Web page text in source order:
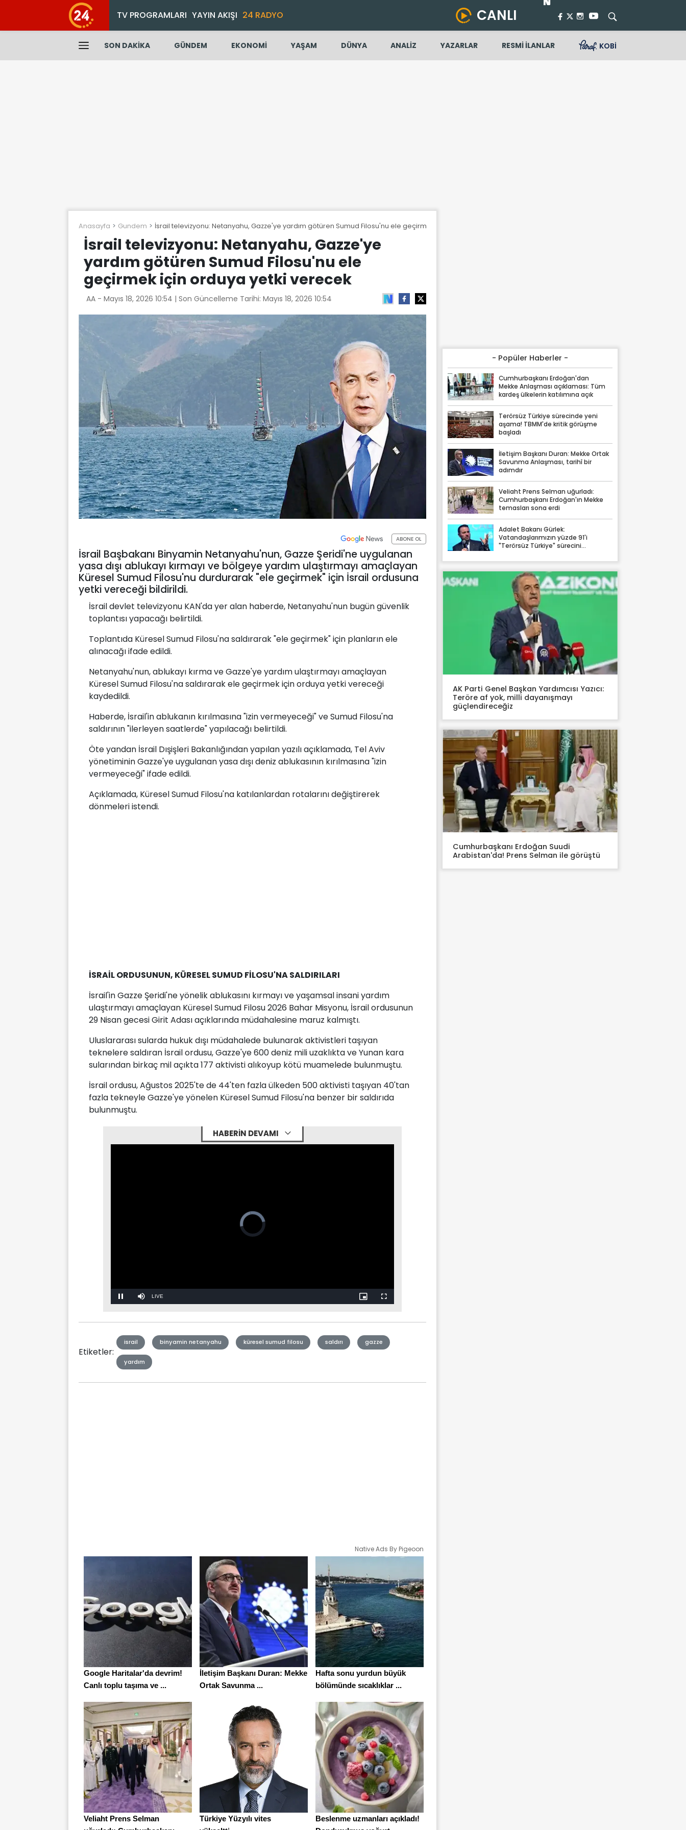
TV PROGRAMLARI YAYIN AKIŞI 24 RADYO CANLI
SON DAKİKA GÜNDEM EKONOMİ YAŞAM DÜNYA ANALİZ YAZARLAR RESMİ İLANLAR KOBİ
Anasayfa Gundem İsrail televizyonu: Netanyahu, Gazze'ye yardım götüren Sumud Filosu'nu ele geçirmek için orduya yetki verecek
İsrail televizyonu: Netanyahu, Gazze'ye
yardım götüren Sumud Filosu'nu ele
geçirmek için orduya yetki verecek
AA - Mayıs 18, 2026 10:54 | Son Güncelleme Tarihi: Mayıs 18, 2026 10:54
ABONE OL
İsrail Başbakanı Binyamin Netanyahu'nun, Gazze Şeridi'ne uygulanan
yasa dışı ablukayı kırmayı ve bölgeye yardım ulaştırmayı amaçlayan
Küresel Sumud Filosu'nu durdurarak "ele geçirmek" için İsrail ordusuna
yetki vereceği bildirildi.
İsrail devlet televizyonu KAN'da yer alan haberde, Netanyahu'nun bugün güvenlik
toplantısı yapacağı belirtildi.
Toplantıda Küresel Sumud Filosu'na saldırarak "ele geçirmek" için planların ele
alınacağı ifade edildi.
Netanyahu'nun, ablukayı kırma ve Gazze'ye yardım ulaştırmayı amaçlayan
Küresel Sumud Filosu'na saldırarak ele geçirmek için orduya yetki vereceği
kaydedildi.
Haberde, İsrail'in ablukanın kırılmasına "izin vermeyeceği" ve Sumud Filosu'na
saldırının "ilerleyen saatlerde" yapılacağı belirtildi.
Öte yandan İsrail Dışişleri Bakanlığından yapılan yazılı açıklamada, Tel Aviv
yönetiminin Gazze'ye uygulanan yasa dışı deniz ablukasının kırılmasına "izin
vermeyeceği" ifade edildi.
Açıklamada, Küresel Sumud Filosu'na katılanlardan rotalarını değiştirerek
dönmeleri istendi.
İSRAİL ORDUSUNUN, KÜRESEL SUMUD FİLOSU'NA SALDIRILARI
İsrail'in Gazze Şeridi'ne yönelik ablukasını kırmayı ve yaşamsal insani yardım
ulaştırmayı amaçlayan Küresel Sumud Filosu 2026 Bahar Misyonu, İsrail ordusunun
29 Nisan gecesi Girit Adası açıklarında müdahalesine maruz kalmıştı.
Uluslararası sularda hukuk dışı müdahalede bulunarak aktivistleri taşıyan
teknelere saldıran İsrail ordusu, Gazze'ye 600 deniz mili uzaklıkta ve Yunan kara
sularından birkaç mil açıkta 177 aktivisti alıkoyup kötü muamelede bulunmuştu.
İsrail ordusu, Ağustos 2025'te de 44'ten fazla ülkeden 500 aktivisti taşıyan 40'tan
fazla tekneyle Gazze'ye yönelen Küresel Sumud Filosu'na benzer bir saldırıda
bulunmuştu.
HABERİN DEVAMI
Mute Stream
Etiketler:
israil binyamin netanyahu küresel sumud filosu saldırı gazze
yardım
Native Ads By Pigeoon
Google Haritalar'da devrim!
Canlı toplu taşıma ve ...
İletişim Başkanı Duran: Mekke
Ortak Savunma ...
Hafta sonu yurdun büyük
bölümünde sıcaklıklar ...
Veliaht Prens Selman
Türkiye Yüzyılı vites
Beslenme uzmanları açıkladı!
- Popüler Haberler -
Cumhurbaşkanı Erdoğan'dan
Mekke Anlaşması açıklaması: Tüm
kardeş ülkelerin katılımına açık
Terörsüz Türkiye sürecinde yeni
aşama! TBMM'de kritik görüşme
başladı
İletişim Başkanı Duran: Mekke Ortak
Savunma Anlaşması, tarihî bir
adımdır
Veliaht Prens Selman uğurladı:
Cumhurbaşkanı Erdoğan'ın Mekke
temasları sona erdi
Adalet Bakanı Gürlek:
Vatandaşlarımızın yüzde 91'i
"Terörsüz Türkiye" sürecini
AK Parti Genel Başkan Yardımcısı Yazıcı:
Teröre af yok, milli dayanışmayı
güçlendireceğiz
Cumhurbaşkanı Erdoğan Suudi
Arabistan'da! Prens Selman ile görüştü